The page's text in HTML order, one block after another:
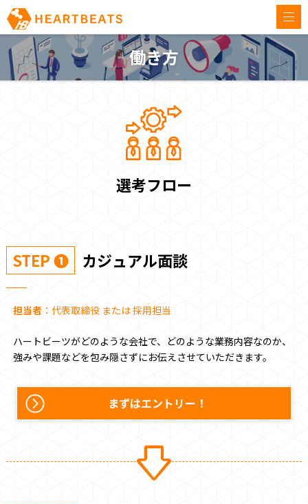
働き方
選考フロー
STEP ❶ カジュアル面談
担当者：代表取締役 または 採用担当
ハートビーツがどのような会社で、どのような業務内容なのか、
強みや課題などを包み隠さずにお伝えさせていただきます。
まずはエントリー！